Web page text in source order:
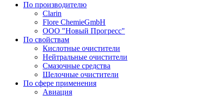
По производителю
Clarin
Flore ChemieGmbH
ООО "Новый Прогресс"
По свойствам
Кислотные очистители
Нейтральные очистители
Смазочные средства
Щелочные очистители
По сфере применения
Авиация